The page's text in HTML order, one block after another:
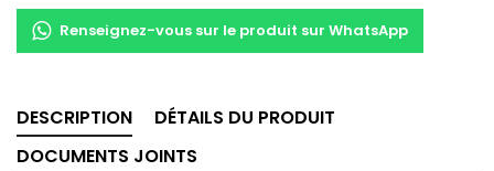
Renseignez-vous sur le produit sur WhatsApp
DESCRIPTION
DÉTAILS DU PRODUIT
DOCUMENTS JOINTS